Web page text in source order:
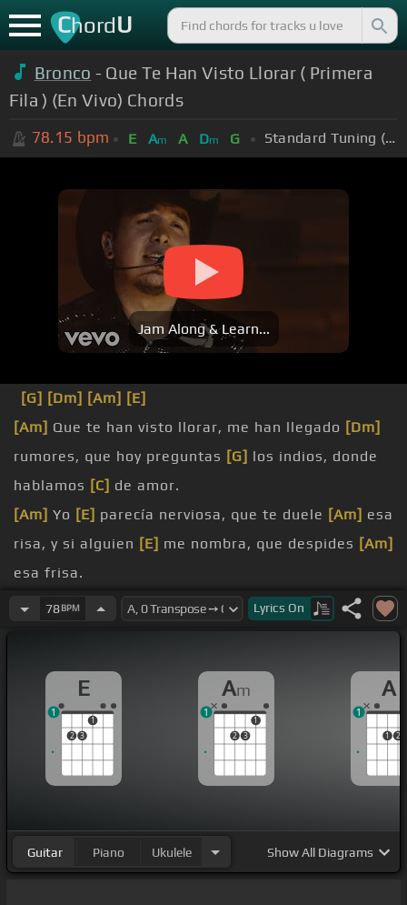
ChordU
Bronco - Que Te Han Visto Llorar ( Primera
Fila ) (En Vivo) Chords
78.15 bpm E Am A Dm G Standard Tuning (EADGBE)
Jam Along & Learn...
[G] [Dm] [Am] [E]
[Am] Que te han visto llorar, me han llegado [Dm]
rumores, que hoy preguntas [G] los indios, donde
hablamos [C] de amor.
[Am] Yo [E] parecía nerviosa, que te duele [Am] esa
risa, y si alguien [E] me nombra, que despides [Am]
esa frisa.
Que te han visto llorar, cuando jures[Dm]tu
inventes amores, por tratar de
Que de noche
no duermes, y si duermes
me sueñas, que te
faltan mis besos, y te
[A]
ahoga la pena.
Que te han visto llorar, yo quisiera decirte, que me
[E]y no sobre[A]el egoísmo, yo quisiera decirte,
cuanto
78BPM Lyrics On
E
2 3
1
1
Am
2 3
1
1
A
1 2
1
Guitar Piano Ukulele ShowAll Diagrams